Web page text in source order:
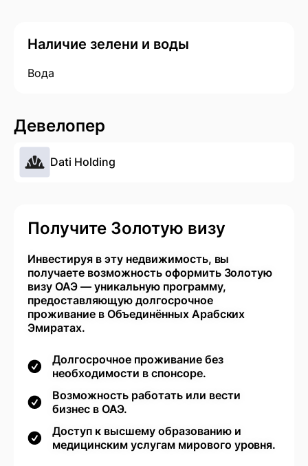
Наличие зелени и воды
Вода
Девелопер
Dati Holding
Получите Золотую визу
Инвестируя в эту недвижимость, вы
получаете возможность оформить Золотую
визу ОАЭ — уникальную программу,
предоставляющую долгосрочное
проживание в Объединённых Арабских
Эмиратах.
Долгосрочное проживание без
необходимости в спонсоре.
Возможность работать или вести
бизнес в ОАЭ.
Доступ к высшему образованию и
медицинским услугам мирового уровня.